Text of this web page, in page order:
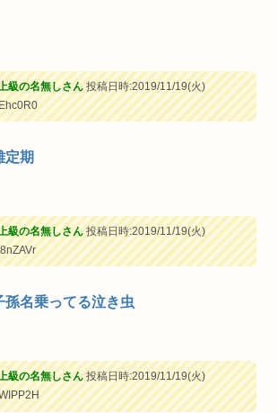
級の名無しさん投稿日時:2019/11/19(火)
定期
級の名無しさん投稿日時:2019/11/19(火)
孫名乗ってる泣き虫
級の名無しさん投稿日時:2019/11/19(火)